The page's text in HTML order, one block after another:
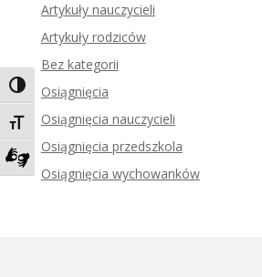
Toggle High Contrast
Toggle Font size
Zadzwoń do tłumacza języka migowego
Artykuły nauczycieli
Artykuły rodziców
Bez kategorii
Osiągnięcia
Osiągnięcia nauczycieli
Osiągnięcia przedszkola
Osiągnięcia wychowanków